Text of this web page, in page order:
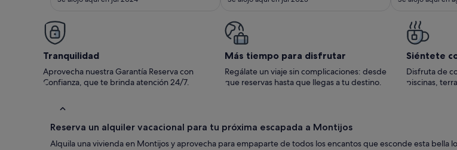
muy a gusto y hemos disfrutado un montón de
la casa y por supuesto de su bonita zona
exterior.
Tranquilidad
Aprovecha nuestra Garantía Reserva con
Confianza, que te brinda atención 24/7.
Más tiempo para disfrutar
Regálate un viaje sin complicaciones: desde
que reservas hasta que llegas a tu destino.
Siéntete
Disfruta de
piscinas,
Reserva un alquiler vacacional para tu próxima escapada a Montijos
Alquila una vivienda en Montijos y aprovecha para empaparte de todos los encantos que esconde esta bella